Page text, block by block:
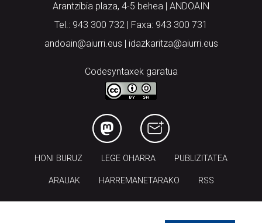
Arantzibia plaza, 4-5 behea | ANDOAIN
Tel.: 943 300 732 | Faxa: 943 300 731
andoain@aiurri.eus | idazkaritza@aiurri.eus
Codesyntaxek garatua
HONI BURUZ LEGE OHARRA PUBLIZITATEA
ARAUAK HARREMANETARAKO RSS